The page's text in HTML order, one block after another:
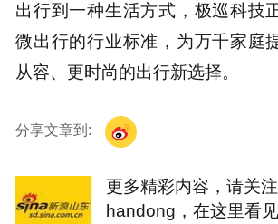
出行到一种生活方式，极巡科技
微出行的行业标准，为万千家庭
从容、更时尚的出行新选择。
分享文章到:
更多精彩内容，请关
handong，在这里看见